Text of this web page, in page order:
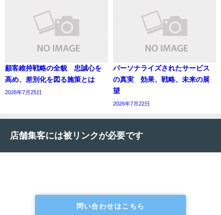
顧客維持戦略の全貌 忠誠心を
高め、差別化を図る施策とは
2026年7月25日
パーソナライズされたサービス
の真実 効果、戦略、未来の展
望
2026年7月22日
店舗集客には被リンクが必要です
問い合わせはこちら